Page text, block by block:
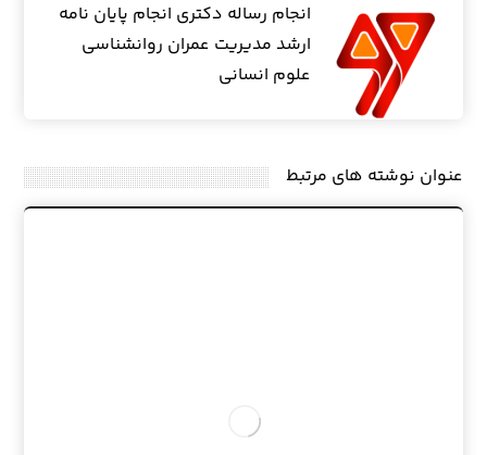
انجام رساله دکتری انجام پایان نامه
ارشد مدیریت عمران روانشناسی
علوم انسانی
عنوان ‫نوشته های مرتبط